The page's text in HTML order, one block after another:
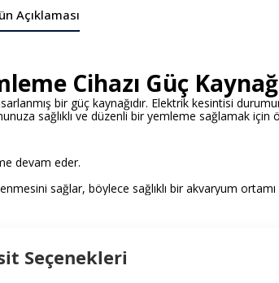
Açıklaması
Cihazı Güç
bir güç kaynağıdır. Elektrik kesintisi
sağlıklı ve düzenli bir yemleme sağlamak için
devam eder.
sağlar, böylece sağlıklı bir akvaryum
Seçenekleri